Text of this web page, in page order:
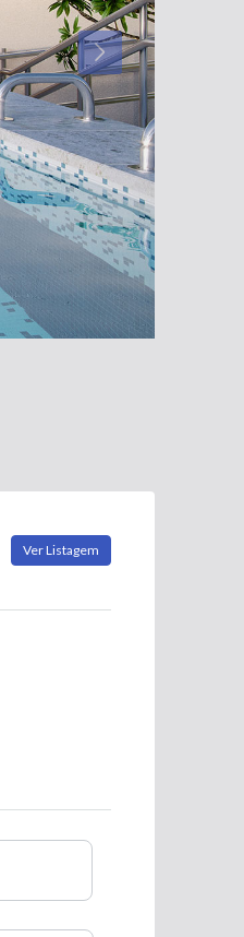
Ver Listagem
Nome